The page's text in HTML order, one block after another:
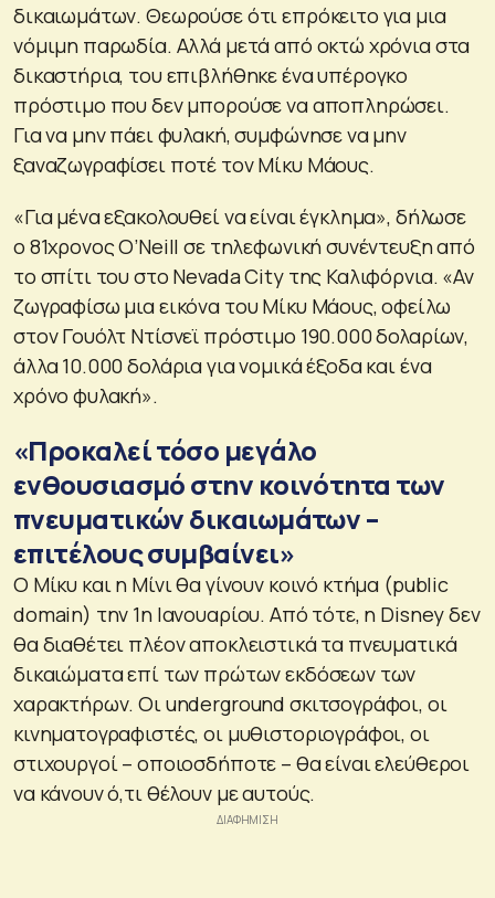
δικαιωμάτων. Θεωρούσε ότι επρόκειτο για μια
νόμιμη παρωδία. Αλλά μετά από οκτώ χρόνια στα
δικαστήρια, του επιβλήθηκε ένα υπέρογκο
πρόστιμο που δεν μπορούσε να αποπληρώσει.
Για να μην πάει φυλακή, συμφώνησε να μην
ξαναζωγραφίσει ποτέ τον Μίκυ Μάους.
«Για μένα εξακολουθεί να είναι έγκλημα», δήλωσε
ο 81χρονος O’Neill σε τηλεφωνική συνέντευξη από
το σπίτι του στο Nevada City της Καλιφόρνια. «Αν
ζωγραφίσω μια εικόνα του Μίκυ Μάους, οφείλω
στον Γουόλτ Ντίσνεϊ πρόστιμο 190.000 δολαρίων,
άλλα 10.000 δολάρια για νομικά έξοδα και ένα
χρόνο φυλακή».
«Προκαλεί τόσο μεγάλο
ενθουσιασμό στην κοινότητα των
πνευματικών δικαιωμάτων –
επιτέλους συμβαίνει»
Ο Μίκυ και η Μίνι θα γίνουν κοινό κτήμα (public
domain) την 1η Ιανουαρίου. Από τότε, η Disney δεν
θα διαθέτει πλέον αποκλειστικά τα πνευματικά
δικαιώματα επί των πρώτων εκδόσεων των
χαρακτήρων. Οι underground σκιτσογράφοι, οι
κινηματογραφιστές, οι μυθιστοριογράφοι, οι
στιχουργοί – οποιοσδήποτε – θα είναι ελεύθεροι
να κάνουν ό,τι θέλουν με αυτούς.